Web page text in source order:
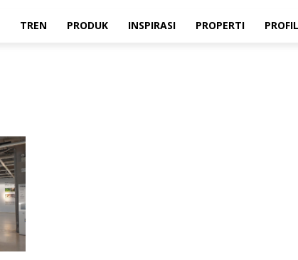
TREN PRODUK INSPIRASI PROPERTI PROFIL